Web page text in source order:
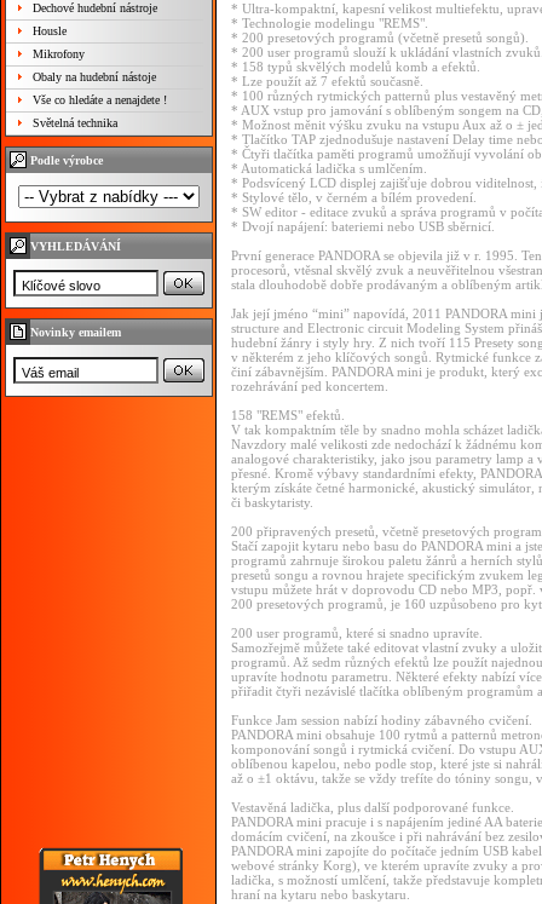
Dechové hudební nástroje
Housle
Mikrofony
Obaly na hudební nástoje
Vše co hledáte a nenajdete !
Světelná technika
Podle výrobce
VYHLEDÁVÁNÍ
Novinky emailem
* Ultra-kompaktní, kapesní velikost multiefektu,
* Technologie modelingu "REMS".
* 200 presetových programů (včetně presetů songů).
* 200 user programů slouží k ukládání vlastních
* 158 typů skvělých modelů komb a efektů.
* Lze použít až 7 efektů současně.
* 100 různých rytmických patternů plus vestavěný
* AUX vstup pro jamování s oblíbeným songem na
* Možnost měnit výšku zvuku na vstupu Aux až o ±
* Tlačítko TAP zjednodušuje nastavení Delay time
* Čtyři tlačítka paměti programů umožňují vyvolání
* Automatická ladička s umlčením.
* Podsvícený LCD displej zajišťuje dobrou viditelnost,
* Stylové tělo, v černém a bílém provedení.
* SW editor - editace zvuků a správa programů v
* Dvojí napájení: bateriemi nebo USB sběrnicí.
První generace PANDORA se objevila již v r. 1995.
procesorů, vtěsnal skvělý zvuk a neuvěřitelnou
stala dlouhodobě dobře prodávaným a oblíbeným
Jak její jméno “mini” napovídá, 2011 PANDORA
structure and Electronic circuit Modeling System
hudební žánry i styly hry. Z nich tvoří 115 Presety
v některém z jeho klíčových songů. Rytmické funkce
činí zábavnějším. PANDORA mini je produkt, který
rozehrávání ped koncertem.
158 "REMS" efektů.
V tak kompaktním těle by snadno mohla scházet
Navzdory malé velikosti zde nedochází k žádnému
analogové charakteristiky, jako jsou parametry lamp
přesné. Kromě výbavy standardními efekty,
kterým získáte četné harmonické, akustický
či baskytaristy.
200 připravených presetů, včetně presetových
Stačí zapojit kytaru nebo basu do PANDORA mini a
programů zahrnuje širokou paletu žánrů a herních
presetů songu a rovnou hrajete specifickým zvukem
vstupu můžete hrát v doprovodu CD nebo MP3,
200 presetových programů, je 160 uzpůsobeno pro
200 user programů, které si snadno upravíte.
Samozřejmě můžete také editovat vlastní zvuky a
programů. Až sedm různých efektů lze použít
upravíte hodnotu parametru. Některé efekty nabízí
přiřadit čtyři nezávislé tlačítka oblíbeným
Funkce Jam session nabízí hodiny zábavného cvičení.
PANDORA mini obsahuje 100 rytmů a patternů
komponování songů i rytmická cvičení. Do vstupu
oblíbenou kapelou, nebo podle stop, které jste si
až o ±1 oktávu, takže se vždy trefíte do tóniny songu,
Vestavěná ladička, plus další podporované funkce.
PANDORA mini pracuje i s napájením jediné AA
domácím cvičení, na zkoušce i při nahrávání bez
PANDORA mini zapojíte do počítače jedním USB
webové stránky Korg), ve kterém upravíte zvuky a
ladička, s možností umlčení, takže představuje
hraní na kytaru nebo baskytaru.